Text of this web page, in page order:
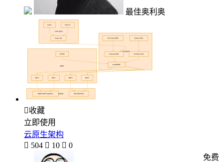
最佳奥利奥
收藏
立即使用
云原生架构
 504  10  0
免费